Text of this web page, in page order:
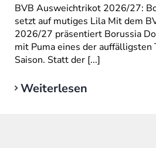
BVB Ausweichtrikot 2026/27:
setzt auf mutiges Lila Mit dem
2026/27 präsentiert Borussia
mit Puma eines der auffälligsten
Saison. Statt der [...]
Weiterlesen